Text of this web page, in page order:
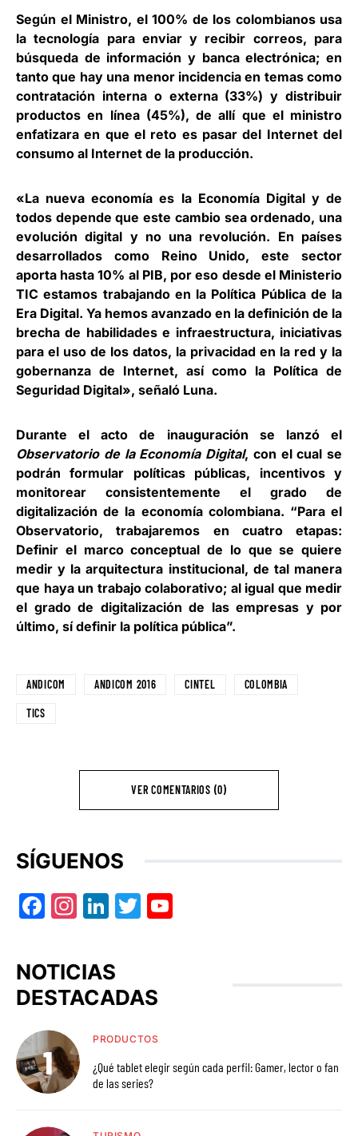
Según el Ministro, el 100% de los colombianos usa
la tecnología para enviar y recibir correos, para
búsqueda de información y banca electrónica; en
tanto que hay una menor incidencia en temas como
contratación interna o externa (33%) y distribuir
productos en línea (45%), de allí que el ministro
enfatizara en que el reto es pasar del Internet del
consumo al Internet de la producción.
«La nueva economía es la Economía Digital y de
todos depende que este cambio sea ordenado, una
evolución digital y no una revolución. En países
desarrollados como Reino Unido, este sector
aporta hasta 10% al PIB, por eso desde el Ministerio
TIC estamos trabajando en la Política Pública de la
Era Digital. Ya hemos avanzado en la definición de la
brecha de habilidades e infraestructura, iniciativas
para el uso de los datos, la privacidad en la red y la
gobernanza de Internet, así como la Política de
Seguridad Digital», señaló Luna.
Durante el acto de inauguración se lanzó el
Observatorio de la Economía Digital, con el cual se
podrán formular políticas públicas, incentivos y
monitorear consistentemente el grado de
digitalización de la economía colombiana. “Para el
Observatorio, trabajaremos en cuatro etapas:
Definir el marco conceptual de lo que se quiere
medir y la arquitectura institucional, de tal manera
que haya un trabajo colaborativo; al igual que medir
el grado de digitalización de las empresas y por
último, sí definir la política pública”.
ANDICOM ANDICOM 2016 CINTEL COLOMBIA
TICS
VER COMENTARIOS (0)
SÍGUENOS
Facebook
Instagram
LinkedIn
Twitter
NOTICIAS
DESTACADAS
PRODUCTOS
¿Qué tablet elegir según cada perfil: Gamer, lector o fan
de las series?